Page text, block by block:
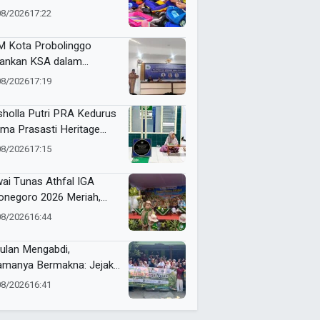
Energi dan Kelola
202617:22
Kota Probolinggo
KSA dalam
Jurnalistik Digital
202617:19
Putri PRA Kedurus
Prasasti Heritage
Jadi
Saleh
202617:15
Tunas Athfal IGA
2026 Meriah,
Semangat Anak
202616:44
Mengabdi,
Bermakna: Jejak
Umsura di Wonorejo
202616:41